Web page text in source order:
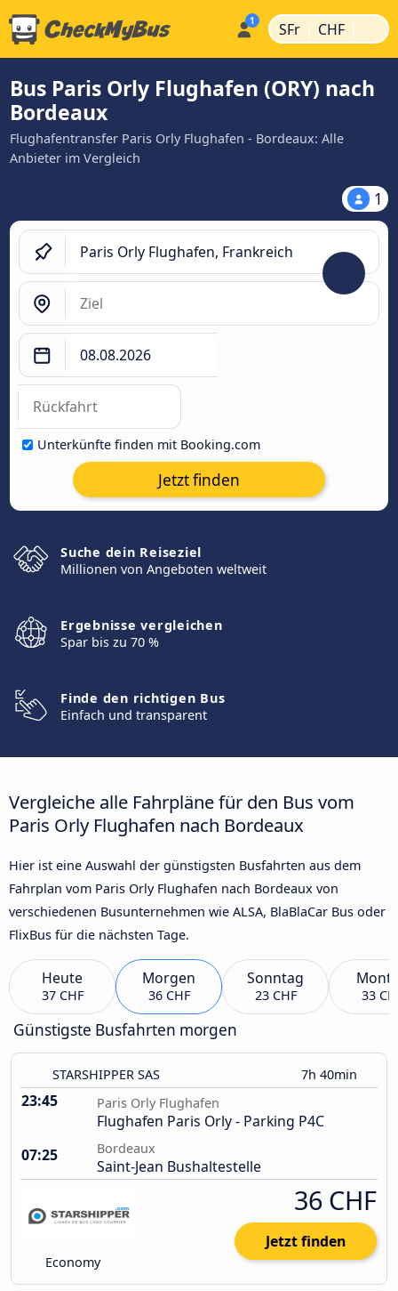
SFr | CHF |
Bus Paris Orly Flughafen (ORY) nach
Bordeaux
Flughafentransfer Paris Orly Flughafen - Bordeaux: Alle
Anbieter im Vergleich
1
Unterkünfte finden mit Booking.com
Jetzt finden
Suche dein Reiseziel
Millionen von Angeboten weltweit
Ergebnisse vergleichen
Spar bis zu 70 %
Finde den richtigen Bus
Einfach und transparent
Vergleiche alle Fahrpläne für den Bus vom
Paris Orly Flughafen nach Bordeaux
Hier ist eine Auswahl der günstigsten Busfahrten aus dem
Fahrplan vom Paris Orly Flughafen nach Bordeaux von
verschiedenen Busunternehmen wie ALSA, BlaBlaCar Bus oder
FlixBus für die nächsten Tage.
Heute
37 CHF
Morgen
36 CHF
Sonntag
23 CHF 33
Günstigste Busfahrten morgen
STARSHIPPER SAS 7h 40min
23:45 Paris Orly Flughafen
Flughafen Paris Orly - Parking P4C
07:25
Bordeaux
Saint-Jean Bushaltestelle
Economy
36 CHF
Jetzt finden